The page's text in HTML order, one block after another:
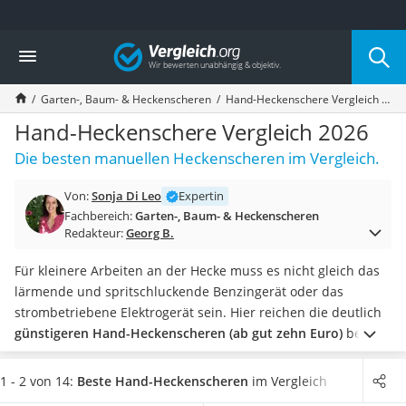
Die beliebtesten Vergleiche nach Kategorie
Baumarkt
Tresor feuerfest
Makita-Akku-Rasenmäher
Kappsäge
Smartes Türschloss
Akku-Rasentrimmer
Split-Klimaanlage 2 Innengeräte
Pelletofen
Tiefbrunnenpumpe
Fliesenschneider
Hochdruckreiniger
Doppelschleifer
Überwachungskamera
Benzinrasenmäher mit Elektrostart
Vergleich
Garten-, Baum- & Heckenscheren Hand-Heckenschere Vergleich 2026
Hand-Heckenschere Vergleich 2026
Die besten manuellen Heckenscheren im Vergleich.
Von:Sonja Di Leo
Expertin
Fachbereich:Garten-, Baum- & Heckenscheren
Redakteur:Georg B.
Für kleinere Arbeiten an der Hecke muss es nicht gleich das
lärmende und spritschluckende Benzingerät oder das
strombetriebene Elektrogerät sein. Hier reichen die deutlich
günstigeren Hand-Heckenscheren (ab gut zehn Euro) bereits
vollkommen aus! Achten Sie vor dem Kauf auf die
Beschaffenheit Ihrer Hecke. Kommen darinviele dickere Äste
1 - 2 von 14: Beste Hand-Heckenscheren im Vergleich